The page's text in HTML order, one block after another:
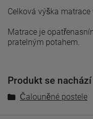
Celková výška
Matrace je
pratelným potahem.
Produkt se
Čalouněné postele